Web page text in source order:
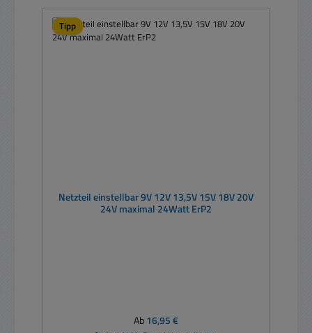
Tipp
Netzteil einstellbar 9V 12V 13,5V 15V 18V 20V
24V maximal 24Watt ErP2
Regulärer Preis:
Ab16,95 €